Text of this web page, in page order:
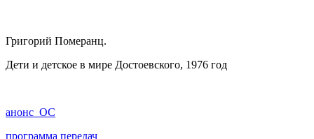
Григорий Померанц.
Дети и детское в мире Достоевского, 1976 год
анонс_ОС
программа передач